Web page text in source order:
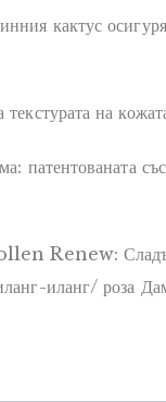
кактус
на
патентованата
Renew:
иланг/ роза